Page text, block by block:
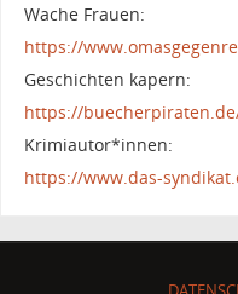
Wache Frauen:
https://
Geschichten kapern:
https://
Krimiautor*innen:
https://www.das-